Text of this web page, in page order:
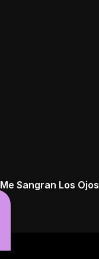
Me Sangran Los Ojos